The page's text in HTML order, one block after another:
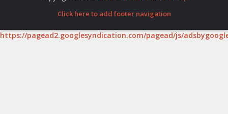
Click here to add footer navigation
https://pagead2.googlesyndication.com/pagead/js/